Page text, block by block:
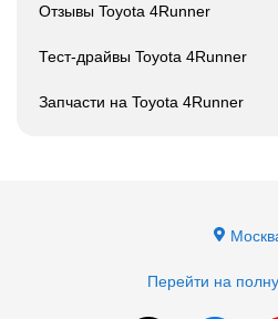
Отзывы Toyota 4Runner
Тест-драйвы Toyota 4Runner
Запчасти на Toyota 4Runner
Перейти на